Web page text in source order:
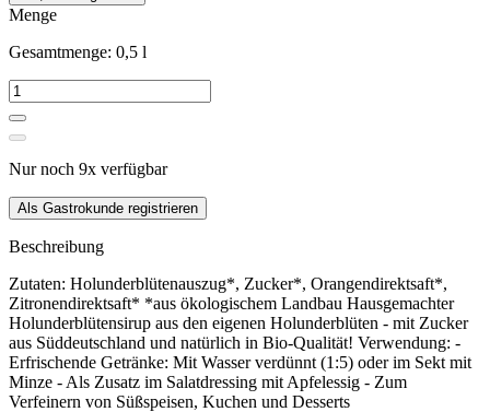
Menge
Gesamtmenge: 0,5 l
Nur noch 9x verfügbar
Als Gastrokunde registrieren
Beschreibung
Zutaten: Holunderblütenauszug*, Zucker*, Orangendirektsaft*,
Zitronendirektsaft* *aus ökologischem Landbau Hausgemachter
Holunderblütensirup aus den eigenen Holunderblüten - mit Zucker
aus Süddeutschland und natürlich in Bio-Qualität! Verwendung: -
Erfrischende Getränke: Mit Wasser verdünnt (1:5) oder im Sekt mit
Minze - Als Zusatz im Salatdressing mit Apfelessig - Zum
Verfeinern von Süßspeisen, Kuchen und Desserts